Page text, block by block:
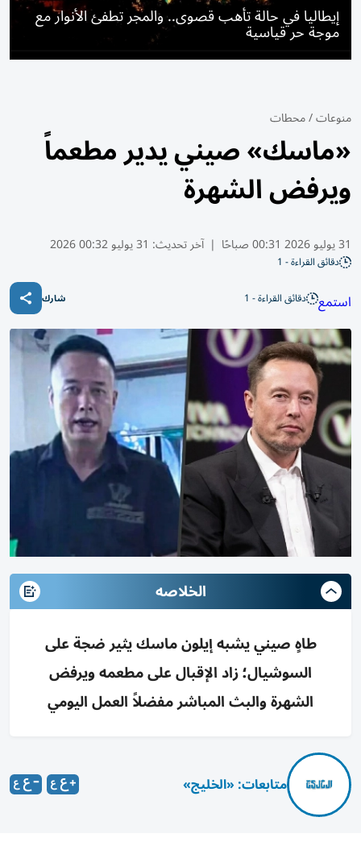
إيطاليا في حالة تأهب قصوى.. والمجر تطفئ الأنوار مع
موجة حر قياسية
منوعات/محطات
«ماسك» صيني يدير مطعماً
ويرفض الشهرة
31 يوليو 2026 00:31 صباحًا | آخر تحديث: 31 يوليو 00:32 2026
دقائق القراءة - 1
استمع دقائق القراءة - 1 شارك
الخلاصه
طاهٍ صيني يشبه إيلون ماسك يثير ضجة على
السوشيال؛ زاد الإقبال على مطعمه ويرفض
الشهرة والبث المباشر مفضلاً العمل اليومي
متابعات: «الخليج»